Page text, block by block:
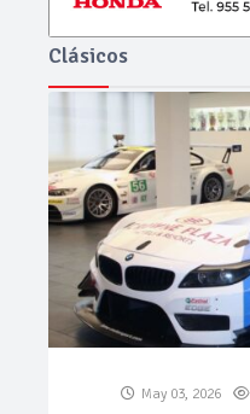
Clásicos
May 03, 2026